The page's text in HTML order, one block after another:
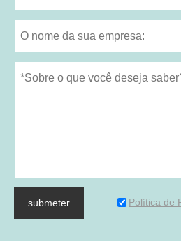
submeter Política de